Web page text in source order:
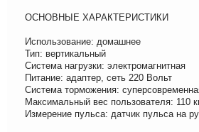
ОСНОВНЫЕ ХАРАКТЕРИСТИКИ
Использование: домашнее
Тип: вертикальный
Система нагрузки: электромагнитная
Питание: адаптер, сеть 220 Вольт
Система торможения:
Максимальный вес пользователя: 110
Измерение пульса: датчик пульса на